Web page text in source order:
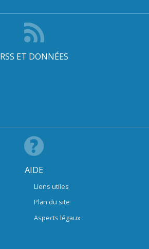
RSS ET DONNÉES
AIDE
Liens utiles
Plan du site
Aspects légaux